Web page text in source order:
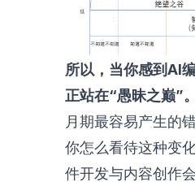
所以，当你感到AI
正站在“愚昧之巅”。
月期最容易产生的错
你怎么看待这种变
件开发与内容创作